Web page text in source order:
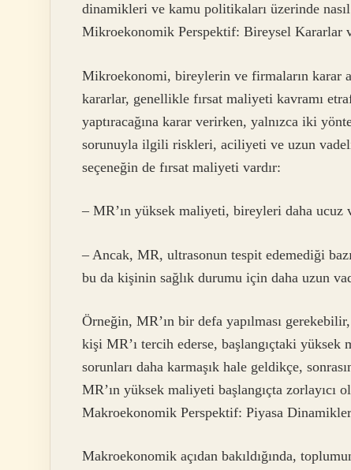
dinamikleri ve kamu politikaları üzerinde
Mikroekonomik Perspektif: Bireysel Kararlar
Mikroekonomi, bireylerin ve firmaların karar
kararlar, genellikle fırsat maliyeti kavramı
yaptıracağına karar verirken, yalnızca iki
sorunuyla ilgili riskleri, aciliyeti ve uzun
seçeneğin de fırsat maliyeti vardır:
– MR’ın yüksek maliyeti, bireyleri daha ucuz
– Ancak, MR, ultrasonun tespit edemediği
bu da kişinin sağlık durumu için daha uzun
Örneğin, MR’ın bir defa yapılması
kişi MR’ı tercih ederse, başlangıçtaki
sorunları daha karmaşık hale geldikçe,
MR’ın yüksek maliyeti başlangıçta zorlayıcı
Makroekonomik Perspektif: Piyasa
Makroekonomik açıdan bakıldığında,